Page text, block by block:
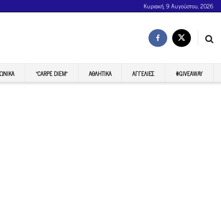
Κυριακή, 9 Αυγούστου, 2026
“CARPE DIEM” ΑΘΛΗΤΙΚΆ ΑΓΓΕΛΊΕΣ #GIVEAWAY